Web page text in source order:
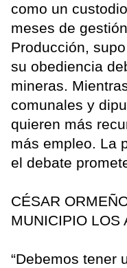
como un
meses de
Producción,
su obediencia
mineras.
comunales y
quieren más
más empleo. La
el debate
CÉSAR
MUNICIPIO LOS
“Debemos tener